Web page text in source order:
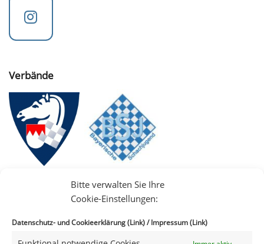
Bitte verwalten Sie Ihre
Cookie-Einstellungen:
Datenschutz- und Cookieerklärung (Link)/Impressum (Link)
Verbände